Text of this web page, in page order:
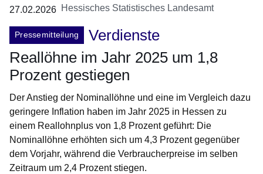
27.02.2026 Hessisches Statistisches Landesamt
Pressemitteilung
Verdienste
Reallöhne im Jahr 2025 um 1,8
Prozent gestiegen
Der Anstieg der Nominallöhne und eine im Vergleich dazu
geringere Inflation haben im Jahr 2025 in Hessen zu
einem Reallohnplus von 1,8 Prozent geführt: Die
Nominallöhne erhöhten sich um 4,3 Prozent gegenüber
dem Vorjahr, während die Verbraucherpreise im selben
Zeitraum um 2,4 Prozent stiegen.